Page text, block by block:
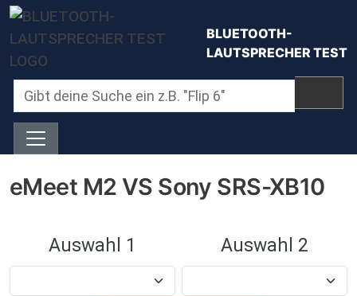
Direkt zum Inhalt
BLUETOOTH-
LAUTSPRECHER TEST
eMeet M2 VS Sony SRS-XB10
Auswahl 1 Auswahl 2